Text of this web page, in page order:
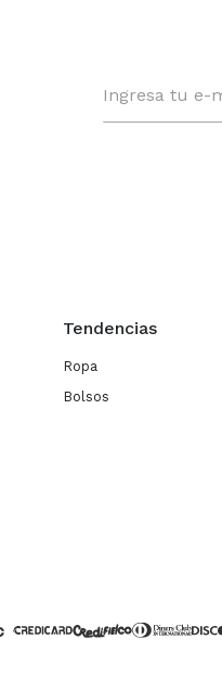
Tendencias
Ropa
Bolsos